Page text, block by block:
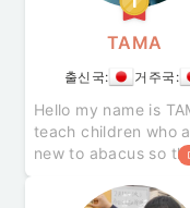
TAMA
출신국: 거주국:
Hello my name is
teach children who
new to abacus so
skills in a relaxed